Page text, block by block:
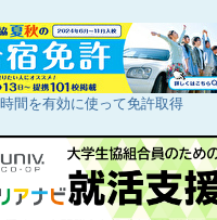
時間を有効に使って免許取得